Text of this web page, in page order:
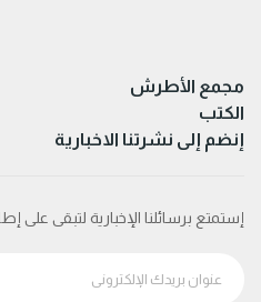
مجمع الأطرش
الكتب
إنضم إلى نشرتنا الاخبارية
إستمتع برسائلنا الإخبارية لتبقى على